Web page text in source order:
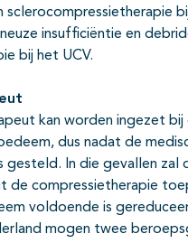
sclerocompressietherapie
insufficiëntie en
bij het UCV.
kan worden ingezet bij
dus nadat de
gesteld. In die gevallen zal
de compressietherapie
voldoende is
mogen twee